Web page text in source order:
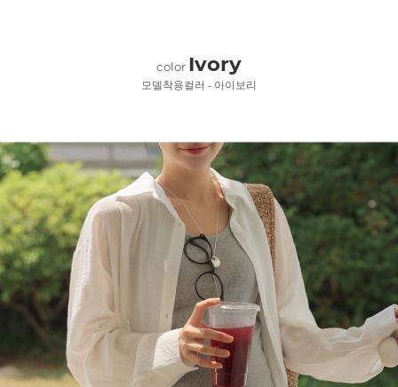
color Ivory
모델착용컬러 - 아이보리